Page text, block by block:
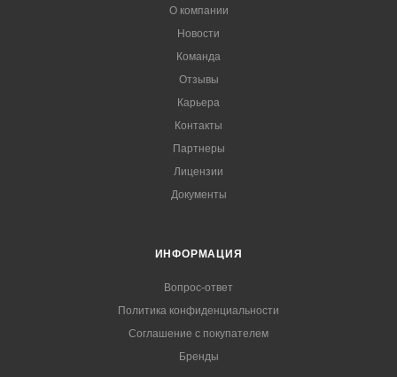
О компании
Новости
Команда
Отзывы
Карьера
Контакты
Партнеры
Лицензии
Документы
ИНФОРМАЦИЯ
Вопрос-ответ
Политика конфиденциальности
Соглашение с покупателем
Бренды